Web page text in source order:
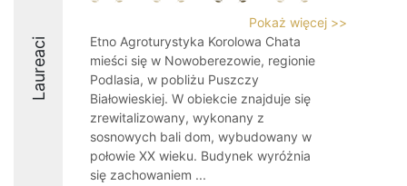
Laureaci
Pokaż więcej >>
Etno Agroturystyka Korolowa Chata
mieści się w Nowoberezowie, regionie
Podlasia, w pobliżu Puszczy
Białowieskiej. W obiekcie znajduje się
zrewitalizowany, wykonany z
sosnowych bali dom, wybudowany w
połowie XX wieku. Budynek wyróżnia
się zachowaniem ...